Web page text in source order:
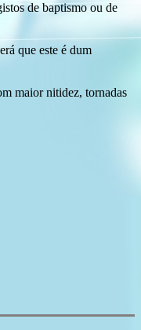
de baptismo ou de
que este é dum
maior nitidez, tornadas